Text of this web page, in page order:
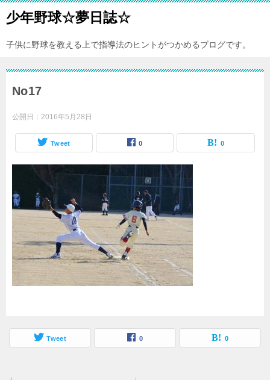
少年野球☆夢日誌☆
子供に野球を教える上で指導法のヒントがつかめるブログです。
No17
公開日： 2016年5月28日
Tweet 0 0
Tweet 0 0